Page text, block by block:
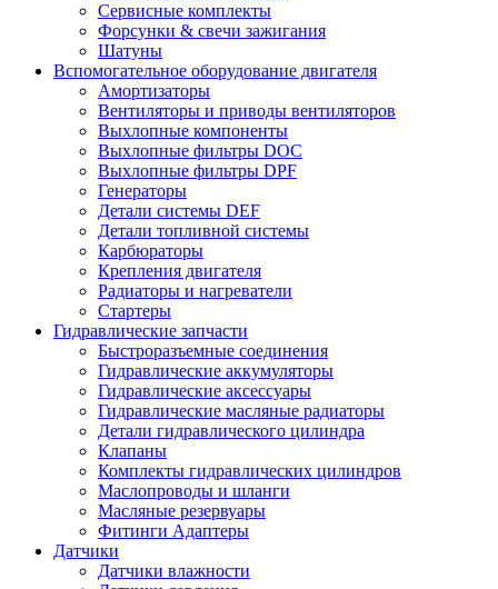
Сервисные комплекты
Форсунки & свечи зажигания
Шатуны
Вспомогательное оборудование двигателя
Амортизаторы
Вентиляторы и приводы вентиляторов
Выхлопные компоненты
Выхлопные фильтры DOC
Выхлопные фильтры DPF
Генераторы
Детали системы DEF
Детали топливной системы
Карбюраторы
Крепления двигателя
Радиаторы и нагреватели
Стартеры
Гидравлические запчасти
Быстроразъемные соединения
Гидравлические аккумуляторы
Гидравлические аксессуары
Гидравлические масляные радиаторы
Детали гидравлического цилиндра
Клапаны
Комплекты гидравлических цилиндров
Маслопроводы и шланги
Масляные резервуары
Фитинги Адаптеры
Датчики
Датчики влажности